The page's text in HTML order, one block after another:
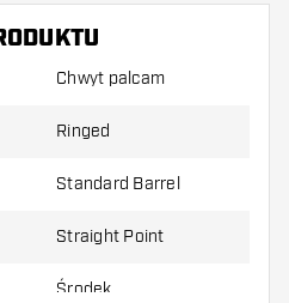
Chwyt palcam
Ringed
Standard Barrel
Straight Point
Środek